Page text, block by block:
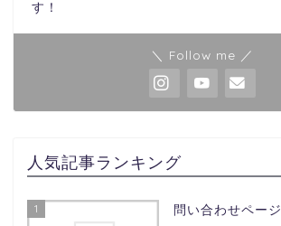
す！
＼ Follow me ／
人気記事ランキング
1 問い合わせページ